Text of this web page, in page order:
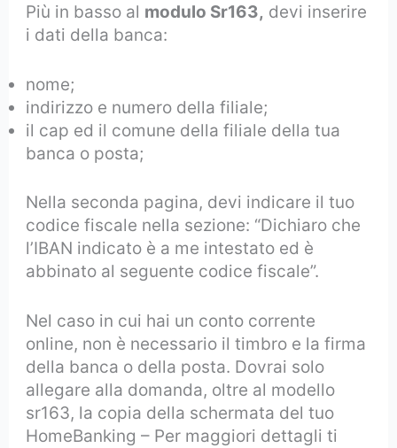
Più in basso al modulo Sr163, devi inserire
i dati della banca:
nome;
indirizzo e numero della filiale;
il cap ed il comune della filiale della tua
banca o posta;
Nella seconda pagina, devi indicare il tuo
codice fiscale nella sezione: “Dichiaro che
l’IBAN indicato è a me intestato ed è
abbinato al seguente codice fiscale”.
Nel caso in cui hai un conto corrente
online, non è necessario il timbro e la firma
della banca o della posta. Dovrai solo
allegare alla domanda, oltre al modello
sr163, la copia della schermata del tuo
HomeBanking – Per maggiori dettagli ti